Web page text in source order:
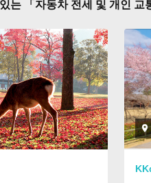
는 「자동차 전세 및 개인 교